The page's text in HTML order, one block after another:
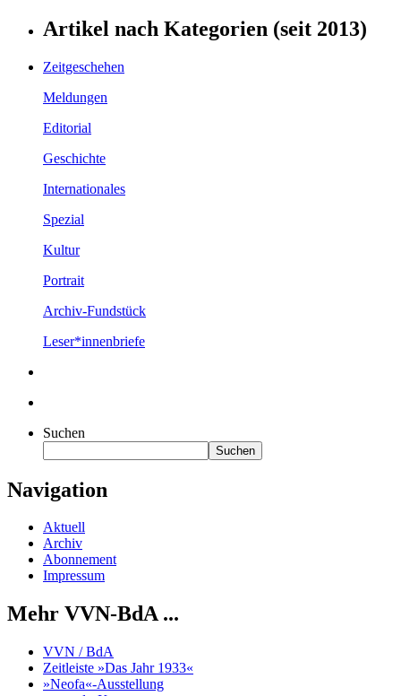
Artikel nach Kategorien (seit 2013)
Zeitgeschehen
Meldungen
Editorial
Geschichte
Internationales
Spezial
Kultur
Portrait
Archiv-Fundstück
Leser*innenbriefe
Suchen
Suchen
Navigation
Aktuell
Archiv
Abonnement
Impressum
Mehr VVN-BdA ...
VVN / BdA
Zeitleiste »Das Jahr 1933«
»Neofa«-Ausstellung